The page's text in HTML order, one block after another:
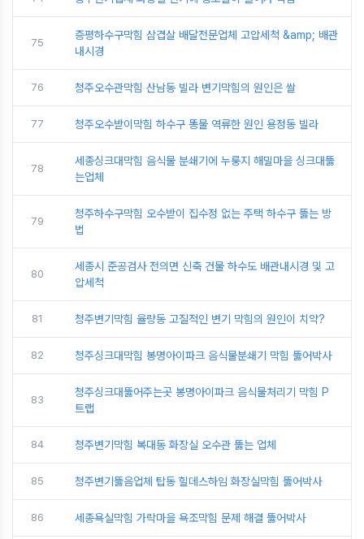
75
증평하수구막힘 삼겹살 배달전문업체 고압세척 &amp; 배관
내시경
76 청주오수관막힘 산남동 빌라 변기막힘의 원인은 쌀
77 청주오수받이막힘 하수구 똥물 역류한 원인 용정동 빌라
78
세종싱크대막힘 음식물 분쇄기에 누룽지 해밀마을 싱크대뚫
는업체
79
청주하수구막힘 오수받이 집수정 없는 주택 하수구 뚫는 방
법
80
세종시 준공검사 전의면 신축 건물 하수도 배관내시경 및 고
압세척
81 청주변기막힘 율량동 고질적인 변기 막힘의 원인이 치약?
82 청주싱크대막힘 봉명아이파크 음식물분쇄기 막힘 뚫어박사
83
청주싱크대뚫어주는곳 봉명아이파크 음식물처리기 막힘 P
트랩
84 청주변기막힘 복대동 화장실 오수관 뚫는 업체
85 청주변기뚫음업체 탑동 힐데스하임 화장실막힘 뚫어박사
86 세종욕실막힘 가락마을 욕조막힘 문제 해결 뚫어박사